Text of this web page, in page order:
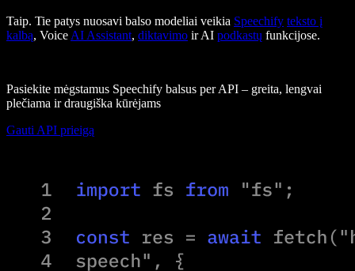
Taip. Tie patys nuosavi balso modeliai veikia Speechify teksto į
kalbą, Voice AI Assistant, diktavimo ir AI podkastų funkcijose.
Pasiekite mėgstamus Speechify balsus per API – greita, lengvai
plečiama ir draugiška kūrėjams
Gauti API prieigą